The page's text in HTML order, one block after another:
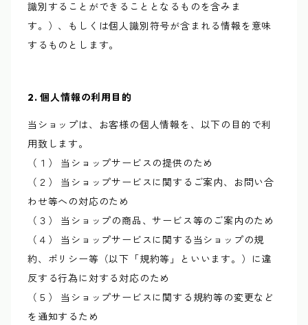
識別することができることとなるものを含みま
す。）、もしくは個人識別符号が含まれる情報を意味
するものとします。
2. 個人情報の利用目的
当ショップは、お客様の個人情報を、以下の目的で利
用致します。
（１） 当ショップサービスの提供のため
（２） 当ショップサービスに関するご案内、お問い合
わせ等への対応のため
（３） 当ショップの商品、サービス等のご案内のため
（４） 当ショップサービスに関する当ショップの規
約、ポリシー等（以下「規約等」といいます。）に違
反する行為に対する対応のため
（５） 当ショップサービスに関する規約等の変更など
を通知するため